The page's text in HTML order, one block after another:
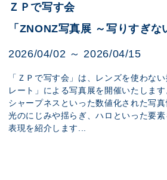
ＺＰで写す会
「ZNONZ写真展 ～写りすぎな
2026/04/02 ～ 2026/04/15
「ＺＰで写す会」は、レンズを使わな
レート」による写真展を開催いたしま
シャープネスといった数値化された写真
光のにじみや揺らぎ、ハロといった要
表現を紹介します...